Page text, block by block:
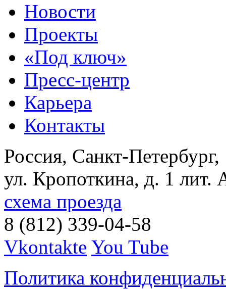
Новости
Проекты
«Под ключ»
Пресс-центр
Карьера
Контакты
Россия, Санкт-Петербург,
ул. Кропоткина, д. 1 лит.
схема проезда
8 (812) 339-04-58
Vkontakte You Tube
Политика